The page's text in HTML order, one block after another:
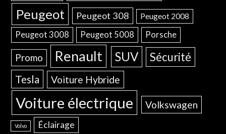
Peugeot Peugeot 308 Peugeot 2008
Peugeot 3008 Peugeot 5008 Porsche
Promo Renault SUV Sécurité
Tesla Voiture Hybride
Voiture électrique Volkswagen
Volvo Éclairage